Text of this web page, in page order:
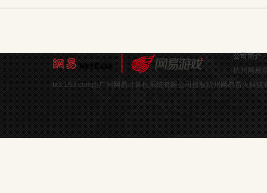
公司简介-
杭州网易
tx3.163.com由广州网易计算机系统有限公司授权杭州网易雷火科技